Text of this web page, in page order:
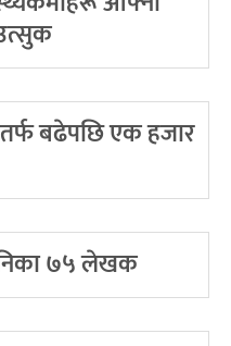
बढेपछि एक हजार
७५ लेखक